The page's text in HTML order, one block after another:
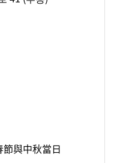
與中秋當日